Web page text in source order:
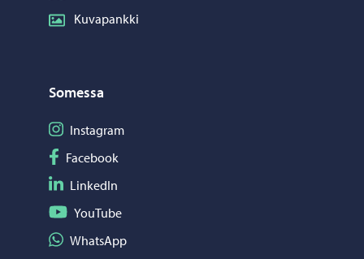
Kuvapankki
Somessa
Seuraa Instagram
Instagram
Seuraa Facebook
Facebook
Seuraa LinkedIn
LinkedIn
Seuraa YouTube
YouTube
Jaa WhatsApp
WhatsApp